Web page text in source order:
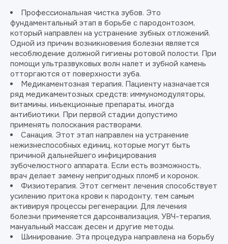
Профессиональная чистка зубов. Это
фундаментальный этап в борьбе с пародонтозом,
который направлен на устранение зубных отложений.
Одной из причин возникновения болезни является
несоблюдение должной гигиены ротовой полости. При
помощи ультразвуковых волн налет и зубной камень
отторгаются от поверхности зуба.
Медикаментозная терапия. Пациенту назначается
ряд медикаментозных средств: иммуномодуляторы,
витамины, инъекционные препараты, иногда
антибиотики. При первой стадии допустимо
применять полоскания растворами.
Санация. Этот этап направлен на устранение
нежизнеспособных единиц, которые могут быть
причиной дальнейшего инфицирования
зубочелюстного аппарата. Если есть возможность,
врач делает замену непригодных пломб и коронок.
Физиотерапия. Этот сегмент лечения способствует
усилению притока крови к пародонту, тем самым
активируя процессы регенерации. Для лечения
болезни применяется дарсонвализация, УВЧ-терапия,
мануальный массаж десен и другие методы.
Шинирование. Эта процедура направлена на борьбу